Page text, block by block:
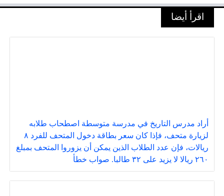
اقرأ أيضا
أراد مدرس التاريخ في مدرسة متوسطة اصطحاب طلابه
لزيارة متحف، فإذا كان سعر بطاقة دخول المتحف للفرد ٨
ريالات، فإن عدد الطلاب الذين يمكن أن يزوروا المتحف بمبلغ
٢٦٠ ريالا لا يزيد على ٣٢ طالبا. صواب خطأ